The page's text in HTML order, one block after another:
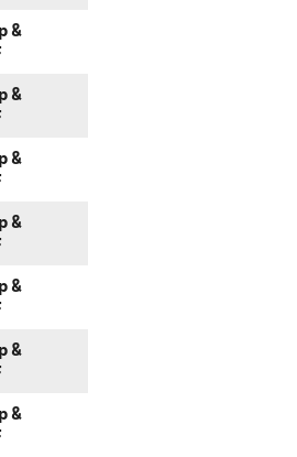
&
&
&
&
&
&
&